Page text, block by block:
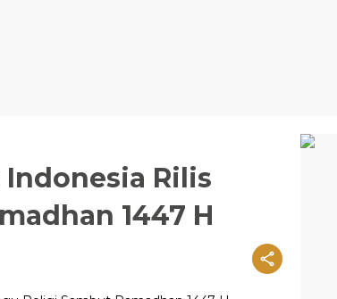
Rilis
1447 H